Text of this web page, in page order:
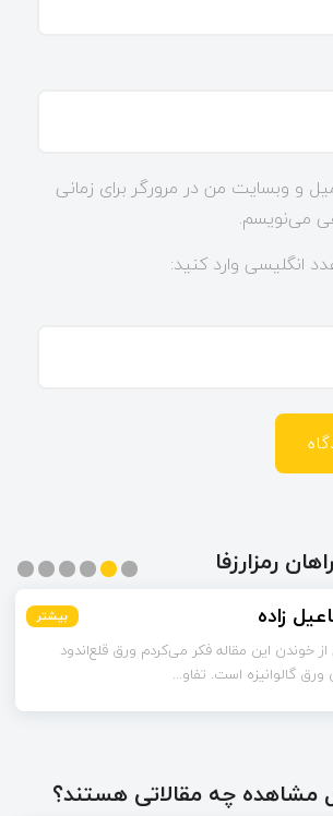
و وبسایت من در مرورگر برای زمانی
می‌نویسم.
انگلیسی وارد کنید:
رمزارزفا
بیشتر زاده بیشتر
از خوندن این مقاله فکر می‌کردم ورق قلع‌اندود
گالوانیزه است. تفاو...
بیشتر
بیشتر
بیشتر
بیشتر
مشاهده چه مقالاتی هستند؟